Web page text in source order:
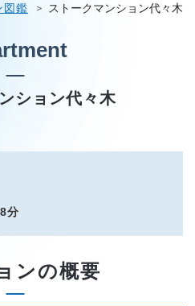
図鑑 ストークマンション代々木
ション代々木
分
ンの概要